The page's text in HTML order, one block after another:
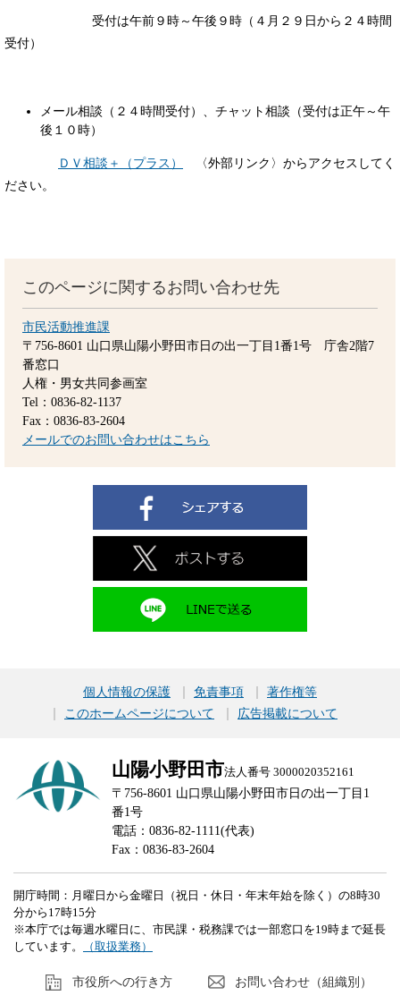
受付は午前９時～午後９時（４月２９日から２４時間
受付）
メール相談（２４時間受付）、チャット相談（受付は正午～午
後１０時）
ＤＶ相談＋（プラス）
〈外部リンク〉からアクセスしてく
ださい。
このページに関するお問い合わせ先
市民活動推進課
〒756-8601 山口県山陽小野田市日の出一丁目1番1号 庁舎2階7
番窓口
人権・男女共同参画室
Tel：0836-82-1137
Fax：0836-83-2604
メールでのお問い合わせはこちら
個人情報の保護 免責事項
著作権等
このホームページについて
広告掲載について
山陽小野田市法人番号 3000020352161
〒756-8601 山口県山陽小野田市日の出一丁目1
番1号
電話：0836-82-1111(代表)
Fax：0836-83-2604
開庁時間：月曜日から金曜日（祝日・休日・年末年始を除く）の8時30
分から17時15分
※本庁では毎週水曜日に、市民課・税務課では一部窓口を19時まで延長
しています。
（取扱業務）
市役所への行き方 お問い合わせ（組織別）